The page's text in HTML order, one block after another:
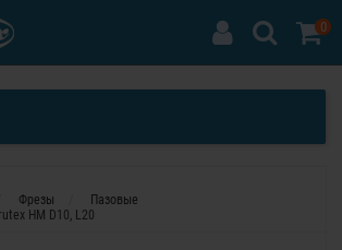
0
Фрезы
Пазовые
HM D10, L20